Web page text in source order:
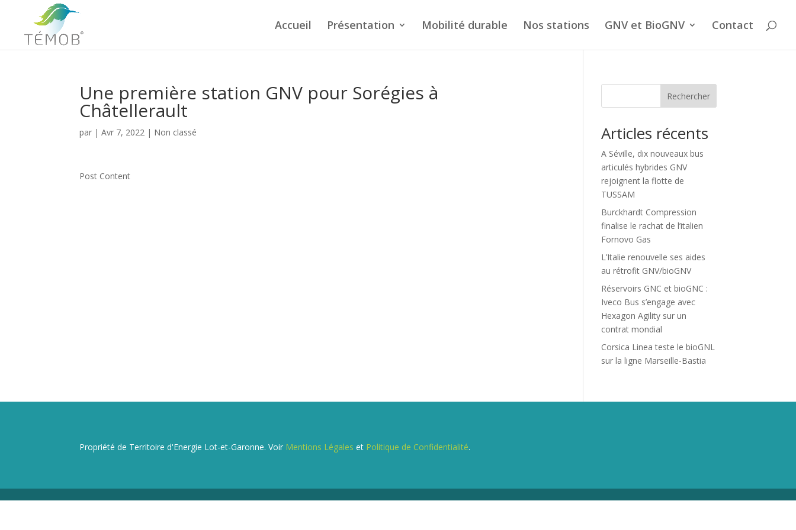
Accueil Présentation Mobilité durable Nos stations GNV et BioGNV Contact
Une première station GNV pour Sorégies à
Châtellerault
par |Avr 7, 2022 | Non classé
Post Content
Rechercher
Articles récents
A Séville, dix nouveaux bus
articulés hybrides GNV
rejoignent la flotte de
TUSSAM
Burckhardt Compression
finalise le rachat de l’italien
Fornovo Gas
L’Italie renouvelle ses aides
au rétrofit GNV/bioGNV
Réservoirs GNC et bioGNC :
Iveco Bus s’engage avec
Hexagon Agility sur un
contrat mondial
Corsica Linea teste le bioGNL
sur la ligne Marseille-Bastia
Propriété de Territoire d'Energie Lot-et-Garonne. Voir Mentions Légales et Politique de Confidentialité.